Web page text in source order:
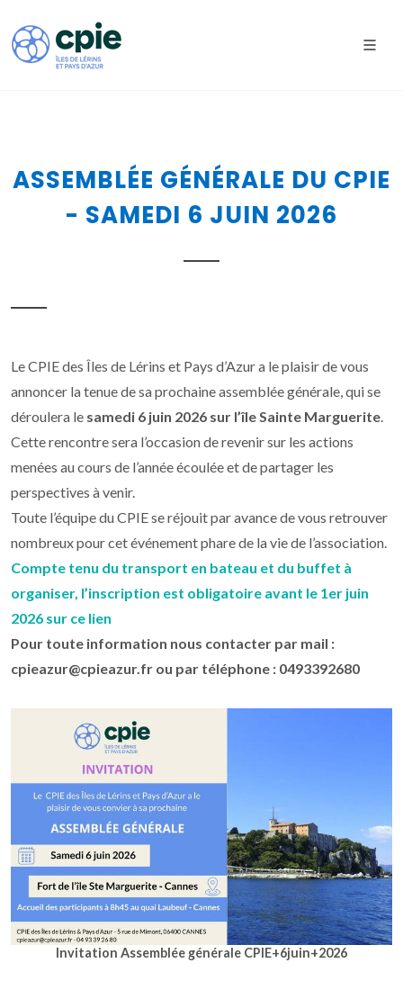
ASSEMBLÉE GÉNÉRALE DU CPIE
- SAMEDI 6 JUIN 2026
Le CPIE des Îles de Lérins et Pays d’Azur a le plaisir de vous
annoncer la tenue de sa prochaine assemblée générale, qui se
déroulera le samedi 6 juin 2026 sur l’île Sainte Marguerite.
Cette rencontre sera l’occasion de revenir sur les actions
menées au cours de l’année écoulée et de partager les
perspectives à venir.
Toute l’équipe du CPIE se réjouit par avance de vous retrouver
nombreux pour cet événement phare de la vie de l’association.
Compte tenu du transport en bateau et du buffet à
organiser, l’inscription est obligatoire avant le 1er juin
2026 sur ce lien
Pour toute information nous contacter par mail :
cpieazur@cpieazur.fr ou par téléphone : 0493392680
Invitation Assemblée générale CPIE+6juin+2026